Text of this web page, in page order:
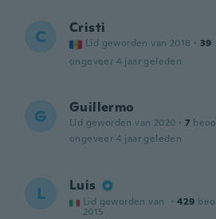
C Cristi
Lid geworden van 2018 · 39
ongeveer 4 jaar geleden
G Guillermo
Lid geworden van 2020 · 7
ongeveer 4 jaar geleden
L Luis
Lid geworden van
2015
· 429